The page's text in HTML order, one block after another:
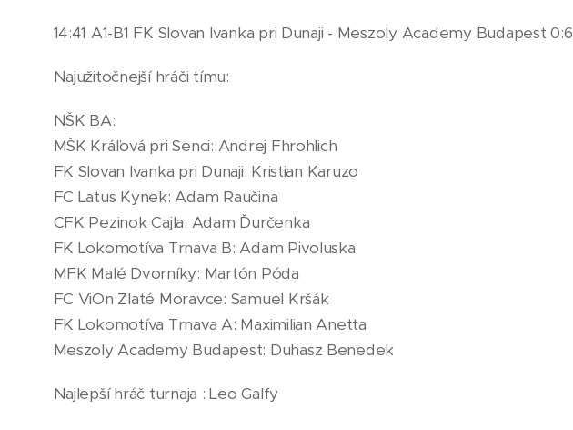
14:41 A1-B1 FK Slovan Ivanka pri Dunaji - Meszoly Academy Budapest 0:6
Najužitočnejší hráči tímu:
NŠK BA:
MŠK Kráľová pri Senci: Andrej Fhrohlich
FK Slovan Ivanka pri Dunaji: Kristian Karuzo
FC Latus Kynek: Adam Raučina
CFK Pezinok Cajla: Adam Ďurčenka
FK Lokomotíva Trnava B: Adam Pivoluska
MFK Malé Dvorníky: Martón Póda
FC ViOn Zlaté Moravce: Samuel Kršák
FK Lokomotíva Trnava A: Maximilian Anetta
Meszoly Academy Budapest: Duhasz Benedek
Najlepší hráč turnaja : Leo Galfy